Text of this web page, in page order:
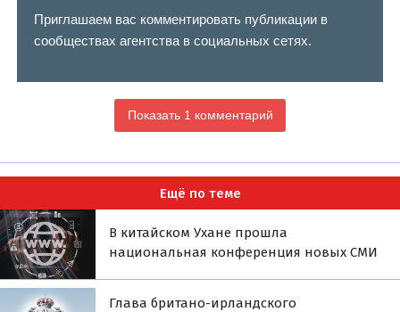
Приглашаем вас комментировать публикации в
сообществах агентства в социальных сетях.
Показать 1 комментарий
Ещё по теме
В китайском Ухане прошла
национальная конференция новых СМИ
Глава британо-ирландского